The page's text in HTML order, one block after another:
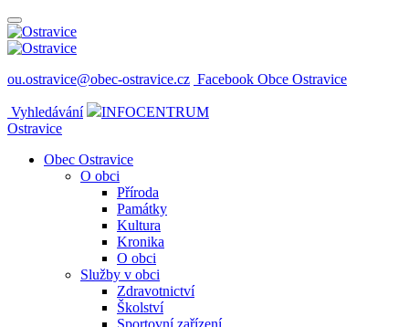
ou.ostravice@obec-ostravice.cz Facebook Obce Ostravice
Vyhledávání
INFOCENTRUM
Ostravice
Obec Ostravice
O obci
Příroda
Památky
Kultura
Kronika
O obci
Služby v obci
Zdravotnictví
Školství
Sportovní zařízení